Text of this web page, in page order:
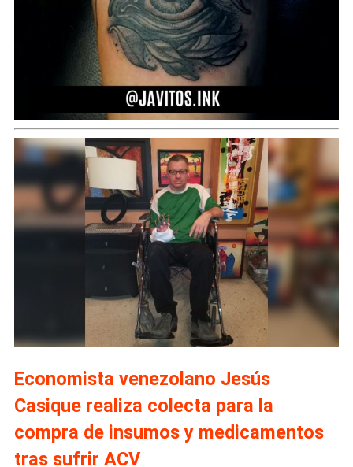
Economista venezolano Jesús
Casique realiza colecta para la
compra de insumos y medicamentos
tras sufrir ACV